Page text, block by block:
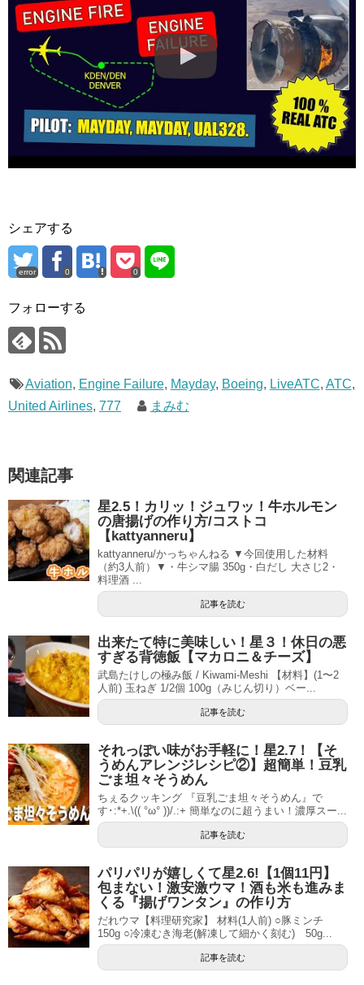
シェアする
error 0 0
フォローする
Aviation, Engine Failure, Mayday, Boeing, LiveATC, ATC,
United Airlines, 777 まみむ
関連記事
星2.5！カリッ！ジュワッ！牛ホルモン
の唐揚げの作り方/コストコ
【kattyanneru】
kattyanneru/かっちゃんねる ▼今回使用した材料
（約3人前）▼・牛シマ腸 350g・白だし 大さじ2・
料理酒 ...
記事を読む
出来たて特に美味しい！星３！休日の悪
すぎる背徳飯【マカロニ＆チーズ】
武島たけしの極み飯 / Kiwami-Meshi 【材料】(1〜2
人前) 玉ねぎ 1/2個 100g（みじん切り）ベー...
記事を読む
それっぽい味がお手軽に！星2.7！【そ
うめんアレンジレシピ②】超簡単！豆乳
ごま坦々そうめん
ちぇるクッキング 『豆乳ごま坦々そうめん』で
す･:*+.\(( °ω° ))/.:+ 簡単なのに超うまい！濃厚スー...
記事を読む
パリパリが嬉しくて星2.6!【1個11円】
包まない！激安激ウマ！酒も米も進みま
くる『揚げワンタン』の作り方
だれウマ【料理研究家】 材料(1人前) ○豚ミンチ
150g ○冷凍むき海老(解凍して細かく刻む) 50g...
記事を読む